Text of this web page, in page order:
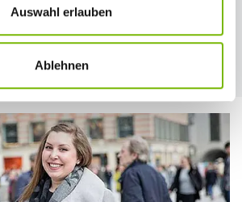
Auswahl erlauben
Ablehnen
würde ich am liebsten bei Einheimischen,